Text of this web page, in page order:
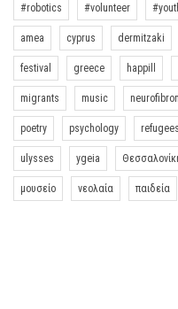
#robotics #volunteer
amea cyprus dermitzaki
festival greece happill
migrants music
poetry psychology refugees
ulysses ygeia
μουσείο νεολαία παιδεία